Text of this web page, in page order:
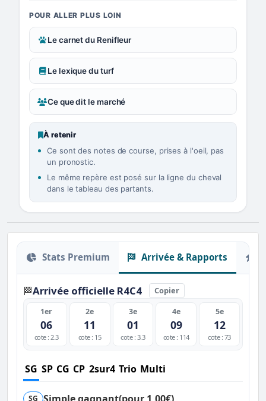
POUR ALLER PLUS LOIN
Le carnet du Renifleur
Le lexique du turf
Ce que dit le marché
À retenir
Ce sont des notes de course, prises à l'oeil, pas
un pronostic.
Le même repère est posé sur la ligne du cheval
dans le tableau des partants.
Stats Premium Arrivée & Rapports
🏁Arrivée officielle R4C4 Copier
1er
06
cote : 2.3
2e
11
cote : 15
3e
01
cote : 3.3
4e
09
cote : 114
5e
12
cote : 73
SG SP CG CP 2sur4 Trio Multi
SG